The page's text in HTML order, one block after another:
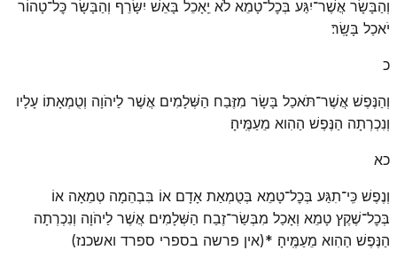
וְהַבָּשָׂר אֲשֶׁר־יִגַּע בְּכׇל־טָמֵא לֹא יֵֽאָכֵל בָּאֵשׁ יִשָּׂרֵף וְהַבָּשָׂר כׇּל־טָהוֹר
יֹאכַל בָּשָֽׂר׃
כ
וְהַנֶּפֶשׁ אֲשֶׁר־תֹּאכַל בָּשָׂר מִזֶּבַח הַשְּׁלָמִים אֲשֶׁר לַיהֹוָה וְטֻמְאָתוֹ עָלָיו
וְנִכְרְתָה הַנֶּפֶשׁ הַהִוא מֵעַמֶּֽיהָ׃
כא
וְנֶפֶשׁ כִּֽי־תִגַּע בְּכׇל־טָמֵא בְּטֻמְאַת אָדָם אוֹ בִּבְהֵמָה טְמֵאָה אוֹ
בְּכׇל־שֶׁקֶץ טָמֵא וְאָכַל מִבְּשַׂר־זֶבַח הַשְּׁלָמִים אֲשֶׁר לַיהֹוָה וְנִכְרְתָה
הַנֶּפֶשׁ הַהִוא מֵעַמֶּֽיהָ׃ *(אין פרשה בספרי ספרד ואשכנז)